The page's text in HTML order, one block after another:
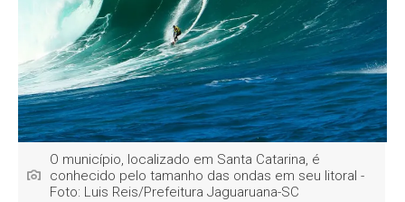
O município, localizado em Santa Catarina, é
conhecido pelo tamanho das ondas em seu litoral -
Foto: Luis Reis/Prefeitura Jaguaruana-SC